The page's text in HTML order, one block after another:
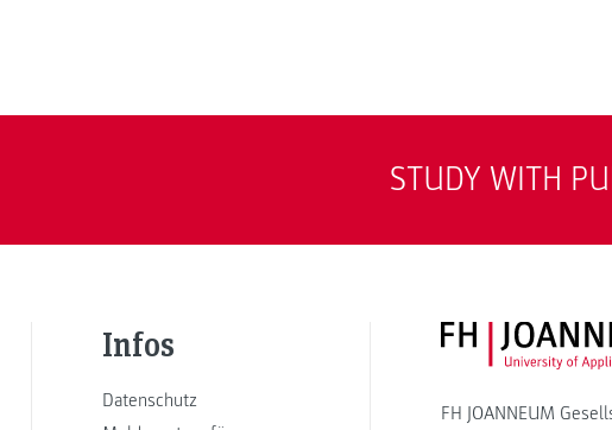
STUDY WITH
Infos
Datenschutz
FH JOANNEUM